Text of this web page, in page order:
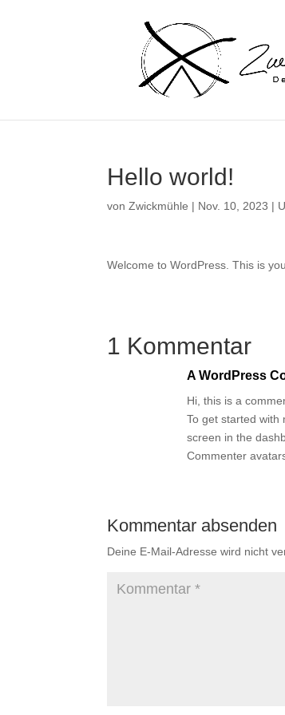
Hello world!
vonZwickmühle | Nov. 10, 2023 |
Welcome to WordPress. This is
1 Kommentar
A WordPress
Hi, this is a
To get started with
screen in the
Commenter
Kommentar absenden
Deine E-Mail-Adresse wird nicht